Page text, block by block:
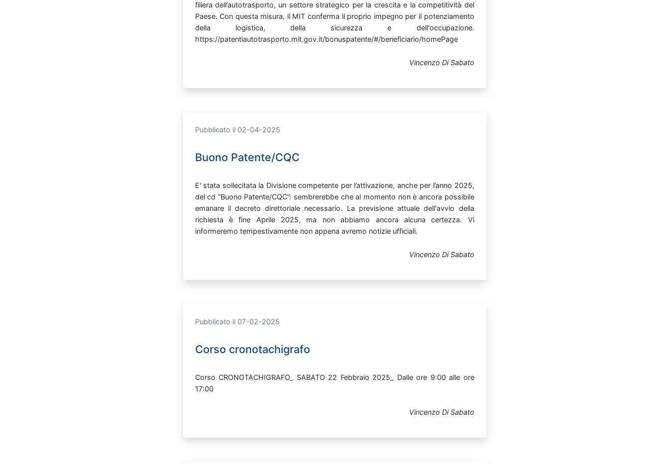
filiera dell’autotrasporto, un settore strategico per la crescitae lacompetitività del
Paese. Con questa misura, il MITconferma il proprio impegno per il potenziamento
della logistica, della sicurezzae dell'occupazione.
https://patentiautotrasporto.mit.gov.it/bonuspatente/#/beneficiario/homePage
Vincenzo Di Sabato
Pubblicato il 02-04-2025
Buono Patente/CQC
E' stata sollecitata la Divisionecompetente per l’attivazione, anche per l’anno 2025,
delcd “Buono Patente/CQC”: sembrerebbe cheal momento nonè ancora possibile
emanare il decretodirettoriale necessario. La previsioneattualedell'avvio della
richiesta èfine Aprile 2025, ma nonabbiamo ancora alcunacertezza. Vi
informeremo tempestivamente non appena avremo notizie ufficiali.
Vincenzo Di Sabato
Pubblicato il 07-02-2025
Corso cronotachigrafo
Corso CRONOTACHIGRAFO_ SABATO 22 Febbraio 2025_ Dalle ore 9:00 alle ore
17:00
Vincenzo Di Sabato